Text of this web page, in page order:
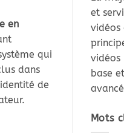
en
qui
dans
de
et
vidéos
vidéos
base
Mots